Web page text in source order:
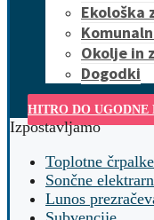
Ekološka
Okolje in
Dogodki
HITRO DO UGODNE
Izpostavljamo
Toplotne črpalke
Sončne
Lunos